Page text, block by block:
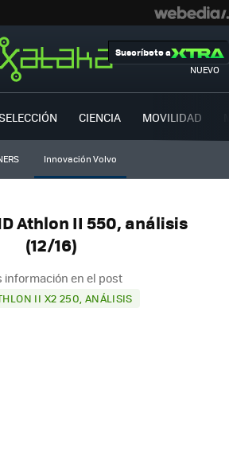
NUEVO
Suscríbete a
CIENCIA MOVILIDAD
Innovación Volvo
Athlon II 550, análisis
(12/16)
información en el post
II X2 250, ANÁLISIS